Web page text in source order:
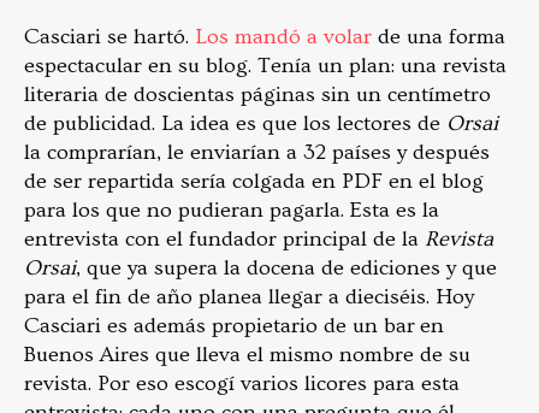
Casciari se hartó. Los mandó a volar de una forma
espectacular en su blog. Tenía un plan: una revista
literaria de doscientas páginas sin un centímetro
de publicidad. La idea es que los lectores de Orsai
la comprarían, le enviarían a 32 países y después
de ser repartida sería colgada en PDF en el blog
para los que no pudieran pagarla. Esta es la
entrevista con el fundador principal de la Revista
Orsai, que ya supera la docena de ediciones y que
para el fin de año planea llegar a dieciséis. Hoy
Casciari es además propietario de un bar en
Buenos Aires que lleva el mismo nombre de su
revista. Por eso escogí varios licores para esta